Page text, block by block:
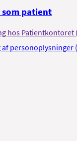
patient
hos Patientkontoret
personoplysninger